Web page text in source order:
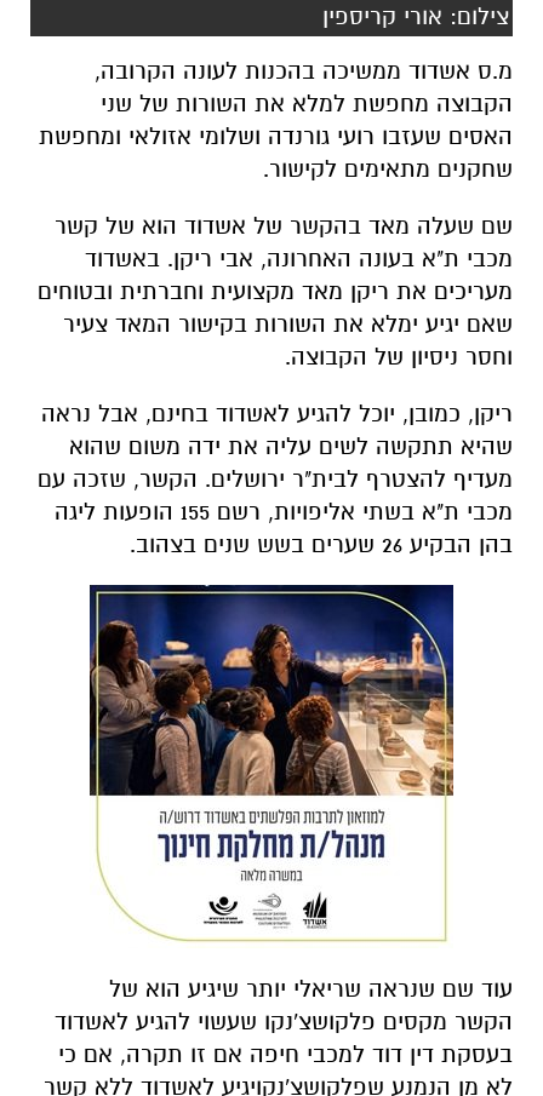
צילום: אורי קריספין
מ.ס אשדוד ממשיכה בהכנות לעונה הקרובה,
הקבוצה מחפשת למלא את השורות של שני
האסים שעזבו רועי גורנדה ושלומי אזולאי ומחפשת
שחקנים מתאימים לקישור.
שם שעלה מאד בהקשר של אשדוד הוא של קשר
מכבי ת"א בעונה האחרונה, אבי ריקן. באשדוד
מעריכים את ריקן מאד מקצועית וחברתית ובטוחים
שאם יגיע ימלא את השורות בקישור המאד צעיר
וחסר ניסיון של הקבוצה.
ריקן, כמובן, יוכל להגיע לאשדוד בחינם, אבל נראה
שהיא תתקשה לשים עליה את ידה משום שהוא
מעדיף להצטרף לבית"ר ירושלים. הקשר, שזכה עם
מכבי ת"א בשתי אליפויות, רשם 155 הופעות ליגה
בהן הבקיע 26 שערים בשש שנים בצהוב.
עוד שם שנראה שריאלי יותר שיגיע הוא של
הקשר מקסים פלקושצ'נקו שעשוי להגיע לאשדוד
בעסקת דין דוד למכבי חיפה אם זו תקרה, אם כי
לא מן הנמנע שפלקושצ'נקויגיע לאשדוד ללא קשר